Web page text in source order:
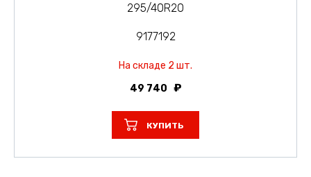
295/40R20
9177192
На складе 2 шт.
49 740
КУПИТЬ